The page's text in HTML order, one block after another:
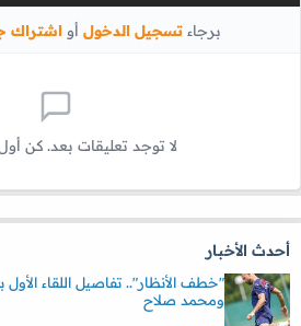
برجاءتسجيل الدخول أواشتراك
لا توجد تعليقات بعد. كن
أحدث الأخبار
"خطف الأنظار".. تفاصيل اللقاء
ومحمد صلاح